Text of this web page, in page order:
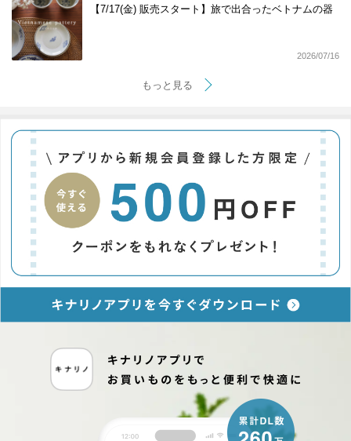
【7/17(金) 販売スタート】旅で出合ったベトナムの器
2026/07/16
もっと見る